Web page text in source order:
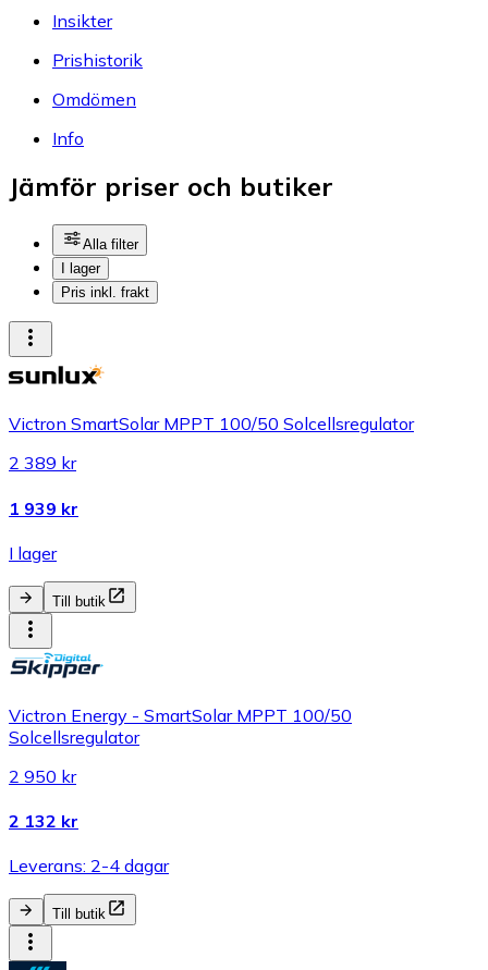
Insikter
Prishistorik
Omdömen
Info
Jämför priser och butiker
Alla filter
I lager
Pris inkl. frakt
Victron SmartSolar MPPT 100/50 Solcellsregulator
2 389 kr
1 939 kr
I lager
Till butik
Victron Energy - SmartSolar MPPT 100/50
Solcellsregulator
2 950 kr
2 132 kr
Leverans: 2-4 dagar
Till butik